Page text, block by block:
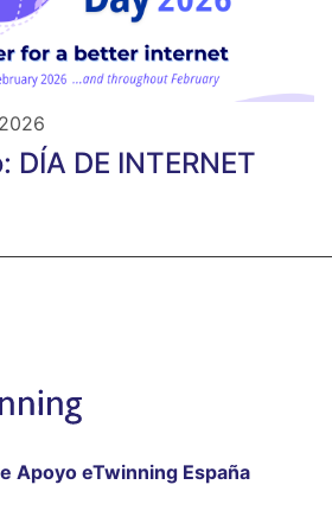
DÍA DE INTERNET
Apoyo eTwinning España